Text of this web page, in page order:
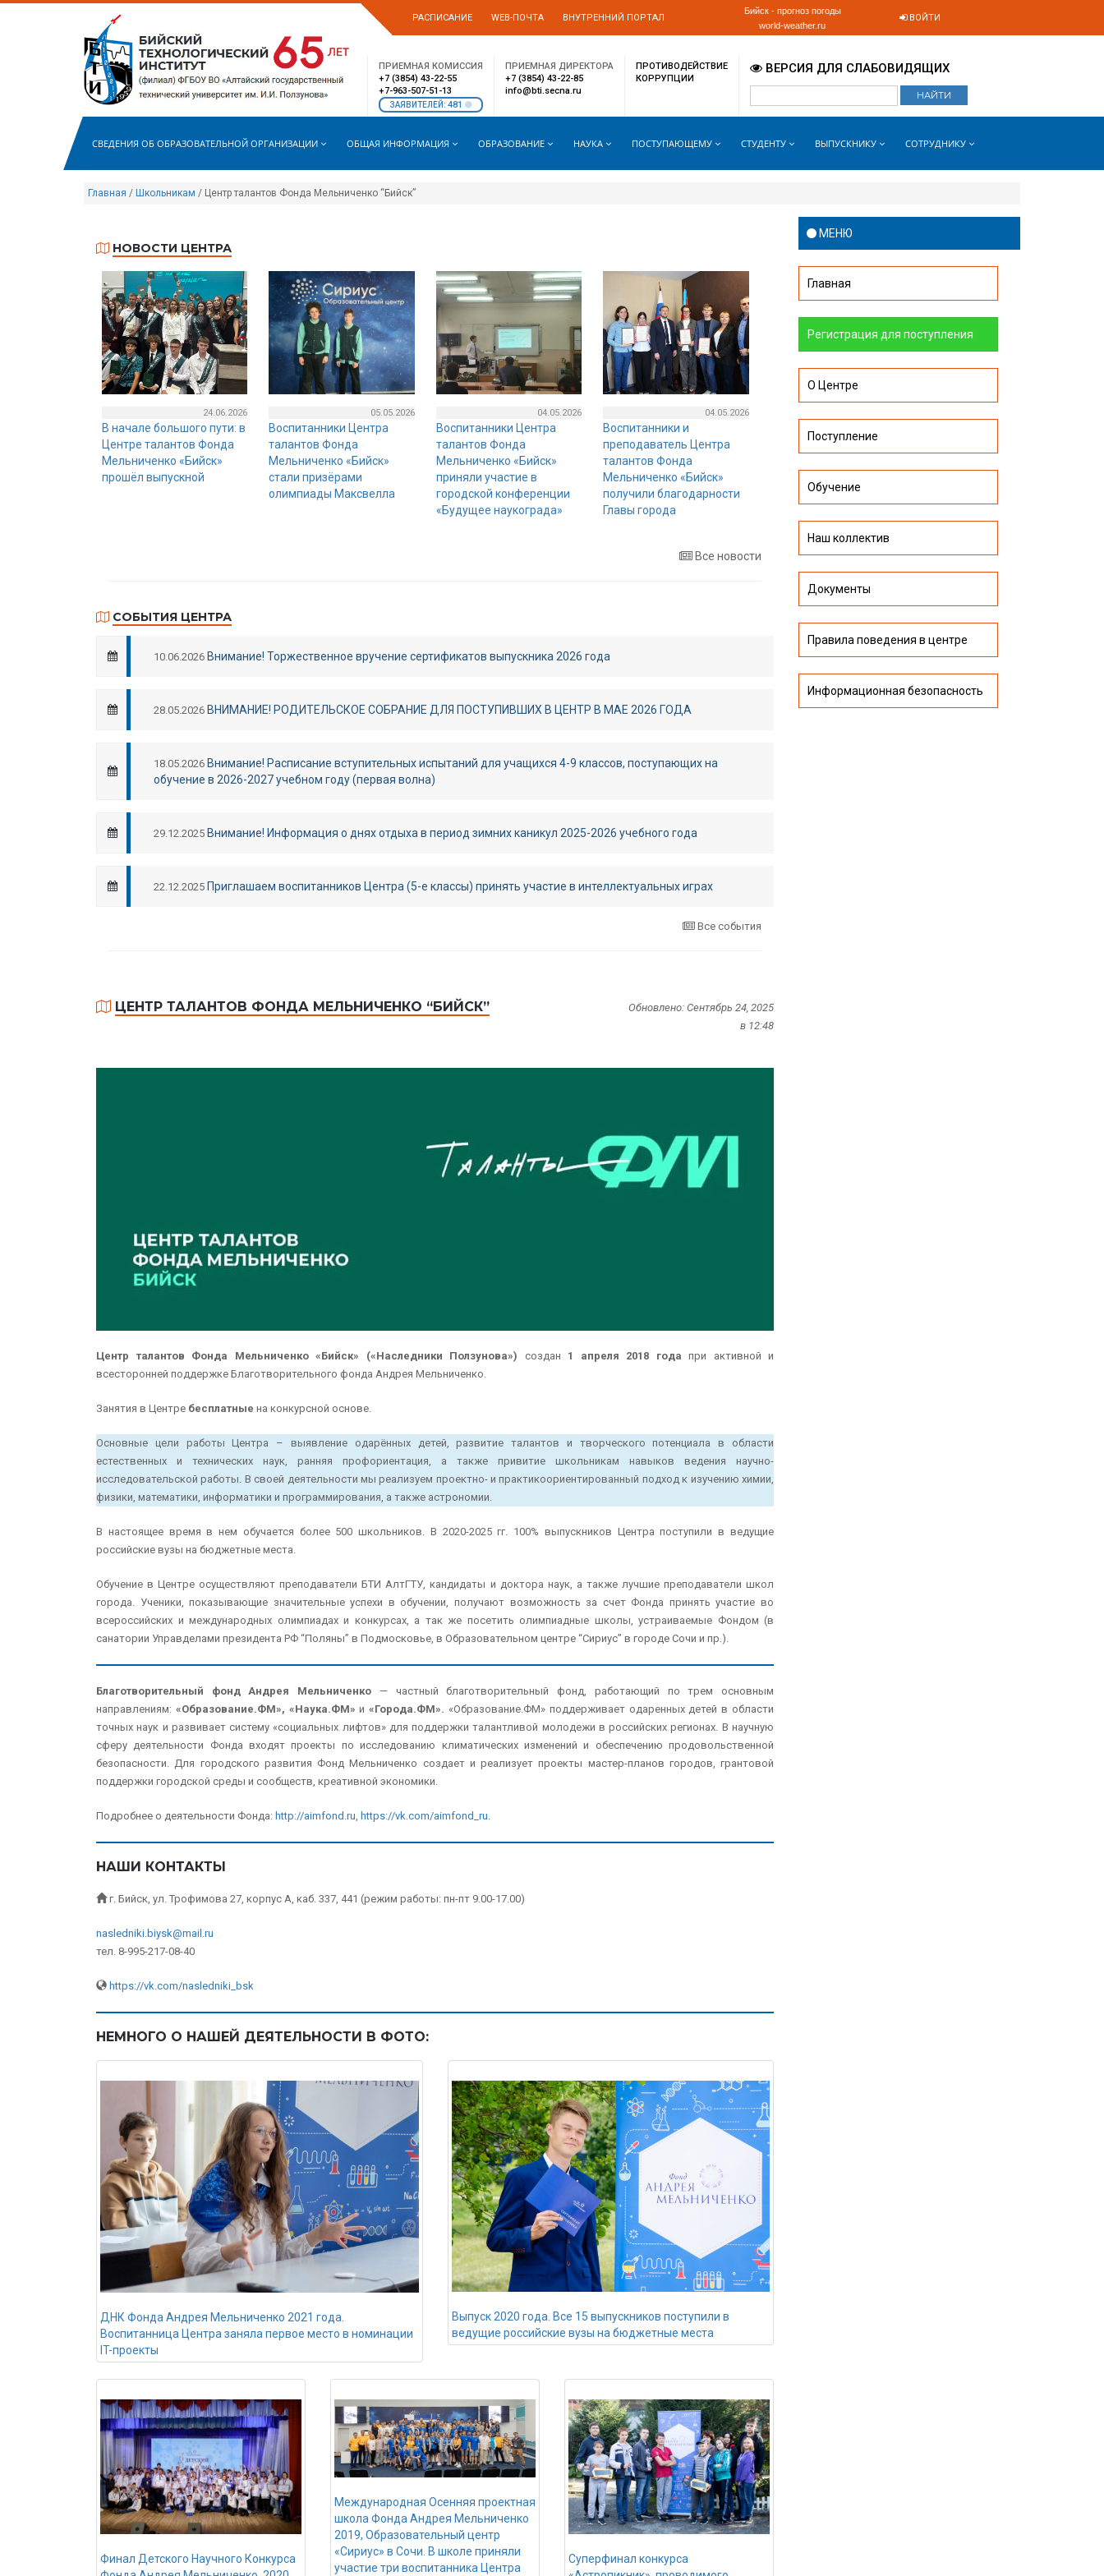
РАСПИСАНИЕ WEB-ПОЧТА ВНУТРЕННИЙ ПОРТАЛ
Бийск - прогноз погоды
world-weather.ru
ВОЙТИ
ПРИЕМНАЯ КОМИССИЯ
+7 (3854) 43-22-55
+7-963-507-51-13
ЗАЯВИТЕЛЕЙ: 481
ПРИЕМНАЯ ДИРЕКТОРА
+7 (3854) 43-22-85
info@bti.secna.ru
ПРОТИВОДЕЙСТВИЕ
КОРРУПЦИИ
ВЕРСИЯ ДЛЯ СЛАБОВИДЯЩИХ
СВЕДЕНИЯ ОБ ОБРАЗОВАТЕЛЬНОЙ ОРГАНИЗАЦИИ ОБЩАЯ ИНФОРМАЦИЯ ОБРАЗОВАНИЕ НАУКА ПОСТУПАЮЩЕМУ СТУДЕНТУ ВЫПУСКНИКУ СОТРУДНИКУ
Главная / Школьникам / Центр талантов Фонда Мельниченко “Бийск”
НОВОСТИ ЦЕНТРА
24.06.2026
В начале большого пути: в
Центре талантов Фонда
Мельниченко «Бийск»
прошёл выпускной
05.05.2026
Воспитанники Центра
талантов Фонда
Мельниченко «Бийск»
стали призёрами
олимпиады Максвелла
04.05.2026
Воспитанники Центра
талантов Фонда
Мельниченко «Бийск»
приняли участие в
городской конференции
«Будущее наукограда»
04.05.2026
Воспитанники и
преподаватель Центра
талантов Фонда
Мельниченко «Бийск»
получили благодарности
Главы города
Все новости
СОБЫТИЯ ЦЕНТРА
10.06.2026 Внимание! Торжественное вручение сертификатов выпускника 2026 года
28.05.2026 ВНИМАНИЕ! РОДИТЕЛЬСКОЕ СОБРАНИЕ ДЛЯ ПОСТУПИВШИХ В ЦЕНТР В МАЕ 2026 ГОДА
18.05.2026 Внимание! Расписание вступительных испытаний для учащихся 4-9 классов, поступающих на
обучение в 2026-2027 учебном году (первая волна)
29.12.2025 Внимание! Информация о днях отдыха в период зимних каникул 2025-2026 учебного года
22.12.2025 Приглашаем воспитанников Центра (5-е классы) принять участие в интеллектуальных играх
Все события
ЦЕНТР ТАЛАНТОВ ФОНДА МЕЛЬНИЧЕНКО “БИЙСК”
Обновлено: Сентябрь 24, 2025
в 12:48
Центр талантов Фонда Мельниченко «Бийск» («Наследники Ползунова») создан 1 апреля 2018 года при активной и
всесторонней поддержке Благотворительного фонда Андрея Мельниченко.
Занятия в Центре бесплатные на конкурсной основе.
Основные цели работы Центра – выявление одарённых детей, развитие талантов и творческого потенциала в области
естественных и технических наук, ранняя профориентация, а также привитие школьникам навыков ведения научно-
исследовательской работы. В своей деятельности мы реализуем проектно- и практикоориентированный подход к изучению химии,
физики, математики, информатики и программирования, а также астрономии.
В настоящее время в нем обучается более 500 школьников. В 2020-2025 гг. 100% выпускников Центра поступили в ведущие
российские вузы на бюджетные места.
Обучение в Центре осуществляют преподаватели БТИ АлтГТУ, кандидаты и доктора наук, а также лучшие преподаватели школ
города. Ученики, показывающие значительные успехи в обучении, получают возможность за счет Фонда принять участие во
всероссийских и международных олимпиадах и конкурсах, а так же посетить олимпиадные школы, устраиваемые Фондом (в
санатории Управделами президента РФ “Поляны” в Подмосковье, в Образовательном центре “Сириус” в городе Сочи и пр.).
Благотворительный фонд Андрея Мельниченко — частный благотворительный фонд, работающий по трем основным
направлениям: «Образование.ФМ», «Наука.ФМ» и«Города.ФМ». «Образование.ФМ» поддерживает одаренных детей в области
точных наук и развивает систему «социальных лифтов» для поддержки талантливой молодежи в российских регионах. В научную
сферу деятельности Фонда входят проекты по исследованию климатических изменений и обеспечению продовольственной
безопасности. Для городского развития Фонд Мельниченко создает и реализует проекты мастер-планов городов, грантовой
поддержки городской среды и сообществ, креативной экономики.
Подробнее о деятельности Фонда: http://aimfond.ru, https://vk.com/aimfond_ru.
НАШИ КОНТАКТЫ
г. Бийск, ул. Трофимова 27, корпус А, каб. 337, 441 (режим работы: пн-пт 9.00-17.00)
nasledniki.biysk@mail.ru
тел. 8-995-217-08-40
https://vk.com/nasledniki_bsk
НЕМНОГО О НАШЕЙ ДЕЯТЕЛЬНОСТИ В ФОТО:
ДНК Фонда Андрея Мельниченко 2021 года.
Воспитанница Центра заняла первое место в номинации
IT-проекты
Выпуск 2020 года. Все 15 выпускников поступили в
ведущие российские вузы на бюджетные места
Финал Детского Научного Конкурса
Международная Осенняя проектная
школа Фонда Андрея Мельниченко
2019, Образовательный центр
«Сириус» в Сочи. В школе приняли
участие три воспитанника Центра
Суперфинал конкурса
МЕНЮ
Главная
Регистрация для поступления
О Центре
Поступление
Обучение
Наш коллектив
Документы
Правила поведения в центре
Информационная безопасность